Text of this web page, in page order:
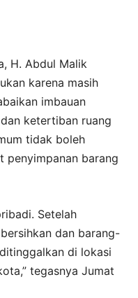
H. Abdul Malik
karena masih
imbauan
ketertiban ruang
tidak boleh
penyimpanan barang
Setelah
dan barang-
di lokasi
tegasnya Jumat